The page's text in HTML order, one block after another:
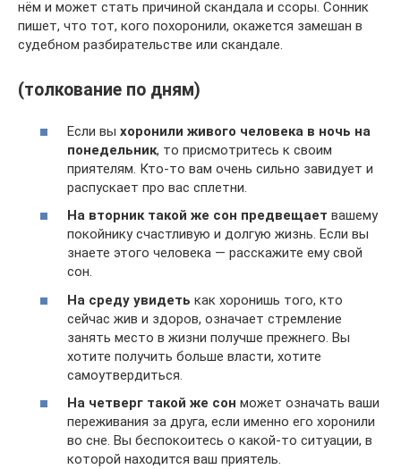
нём и может стать причиной скандала и ссоры. Сонник
пишет, что тот, кого похоронили, окажется замешан в
судебном разбирательстве или скандале.
(толкование по дням)
Если вы хоронили живого человека в ночь на
понедельник, то присмотритесь к своим
приятелям. Кто-то вам очень сильно завидует и
распускает про вас сплетни.
На вторник такой же сон предвещает вашему
покойнику счастливую и долгую жизнь. Если вы
знаете этого человека — расскажите ему свой
сон.
На среду увидеть как хоронишь того, кто
сейчас жив и здоров, означает стремление
занять место в жизни получше прежнего. Вы
хотите получить больше власти, хотите
самоутвердиться.
На четверг такой же сон может означать ваши
переживания за друга, если именно его хоронили
во сне. Вы беспокоитесь о какой-то ситуации, в
которой находится ваш приятель.